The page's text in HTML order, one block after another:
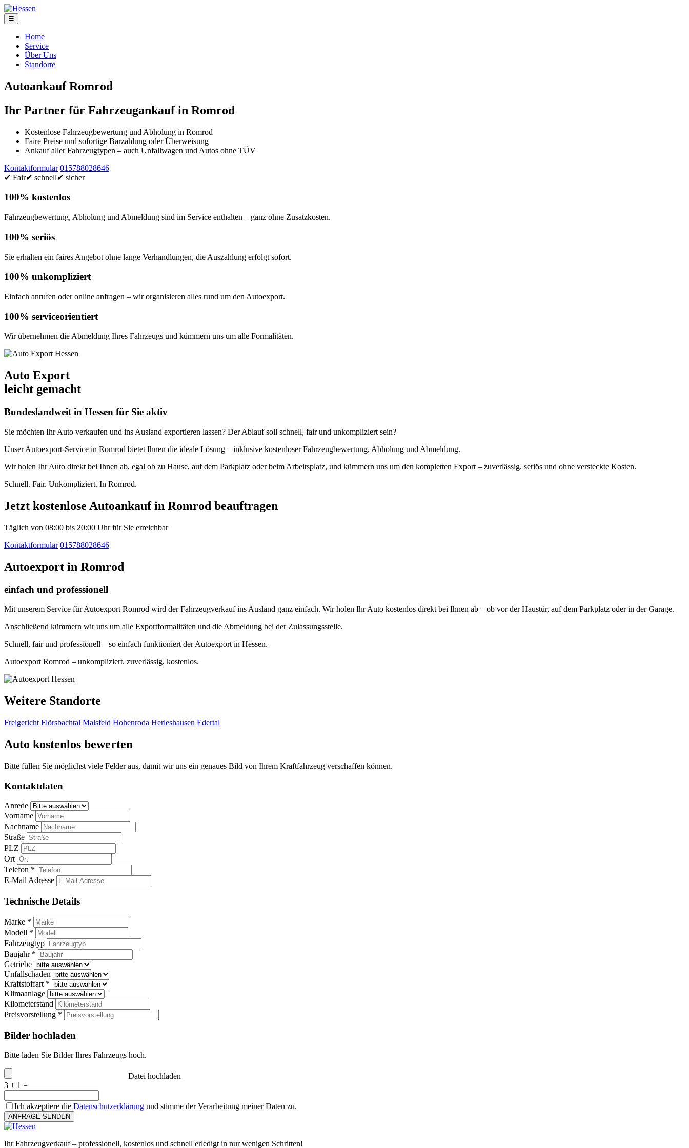
☰
Home
Service
Über Uns
Standorte
Autoankauf Romrod
Ihr Partner für Fahrzeugankauf in Romrod
Kostenlose Fahrzeugbewertung und Abholung in Romrod
Faire Preise und sofortige Barzahlung oder Überweisung
Ankauf aller Fahrzeugtypen – auch Unfallwagen und Autos ohne TÜV
Kontaktformular 015788028646
✔ Fair✔ schnell✔ sicher
100% kostenlos
Fahrzeugbewertung, Abholung und Abmeldung sind im Service enthalten – ganz ohne Zusatzkosten.
100% seriös
Sie erhalten ein faires Angebot ohne lange Verhandlungen, die Auszahlung erfolgt sofort.
100% unkompliziert
Einfach anrufen oder online anfragen – wir organisieren alles rund um den Autoexport.
100% serviceorientiert
Wir übernehmen die Abmeldung Ihres Fahrzeugs und kümmern uns um alle Formalitäten.
Auto Export
leicht gemacht
Bundeslandweit in Hessen für Sie aktiv
Sie möchten Ihr Auto verkaufen und ins Ausland exportieren lassen? Der Ablauf soll schnell, fair und unkompliziert sein?
Unser Autoexport-Service in Romrod bietet Ihnen die ideale Lösung – inklusive kostenloser Fahrzeugbewertung, Abholung und Abmeldung.
Wir holen Ihr Auto direkt bei Ihnen ab, egal ob zu Hause, auf dem Parkplatz oder beim Arbeitsplatz, und kümmern uns um den kompletten Export – zuverlässig, seriös und ohne versteckte Kosten.
Schnell. Fair. Unkompliziert. In Romrod.
Jetzt kostenlose Autoankauf in Romrod beauftragen
Täglich von 08:00 bis 20:00 Uhr für Sie erreichbar
Kontaktformular 015788028646
Autoexport in Romrod
einfach und professionell
Mit unserem Service für Autoexport Romrod wird der Fahrzeugverkauf ins Ausland ganz einfach. Wir holen Ihr Auto kostenlos direkt bei Ihnen ab – ob vor der Haustür, auf dem Parkplatz oder in der Garage.
Anschließend kümmern wir uns um alle Exportformalitäten und die Abmeldung bei der Zulassungsstelle.
Schnell, fair und professionell – so einfach funktioniert der Autoexport in Hessen.
Autoexport Romrod – unkompliziert. zuverlässig. kostenlos.
Weitere Standorte
Freigericht Flörsbachtal Malsfeld Hohenroda Herleshausen Edertal
Auto kostenlos bewerten
Bitte füllen Sie möglichst viele Felder aus, damit wir uns ein genaues Bild von Ihrem Kraftfahrzeug verschaffen können.
Kontaktdaten
Anrede
Vorname
Nachname
Straße
PLZ
Ort
Telefon *
E-Mail Adresse
Technische Details
Marke *
Modell *
Fahrzeugtyp
Baujahr *
Getriebe
Unfallschaden
Kraftstoffart *
Klimaanlage
Kilometerstand
Preisvorstellung *
Bilder hochladen
Bitte laden Sie Bilder Ihres Fahrzeugs hoch.
Datei hochladen
3 + 1 =
Ich akzeptiere die Datenschutzerklärung und stimme der Verarbeitung meiner Daten zu.
ANFRAGE SENDEN
Ihr Fahrzeugverkauf – professionell, kostenlos und schnell erledigt in nur wenigen Schritten!